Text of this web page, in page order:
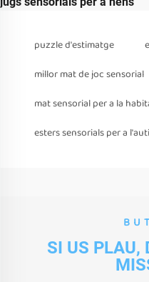
puzzle d'estimatge
millor mat de joc sensorial
mat sensorial per a la
esters sensorials per a
SI US PLAU,